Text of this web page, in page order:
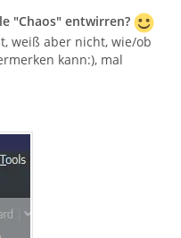
"Chaos" entwirren?
weiß aber nicht, wie/ob
kann:), mal